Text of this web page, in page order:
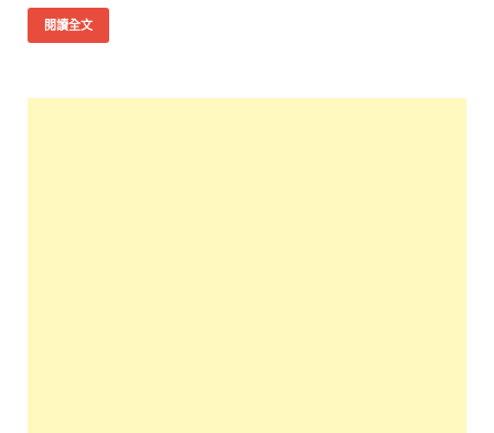
閱讀全文